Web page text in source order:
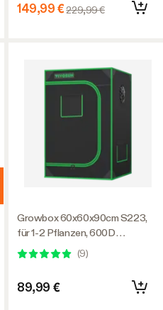
149,99 € 229,99 €
Growbox 60x60x90cm S223,
für 1-2 Pflanzen, 600D
lichtdichtes Oxford-Gewebe,
für den Indoor-Pflanzenanbau
(9)
89,99 €